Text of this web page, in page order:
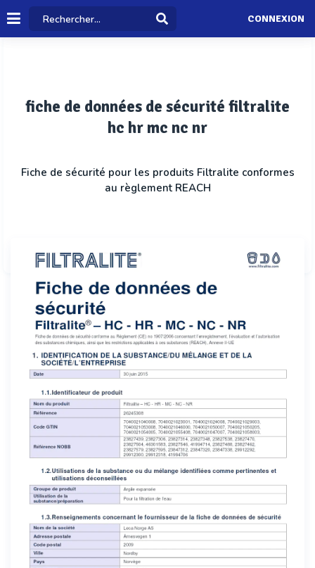
CONNEXION
fiche de données de sécurité filtralite
hc hr mc nc nr
Fiche de sécurité pour les produits Filtralite conformes
au règlement REACH